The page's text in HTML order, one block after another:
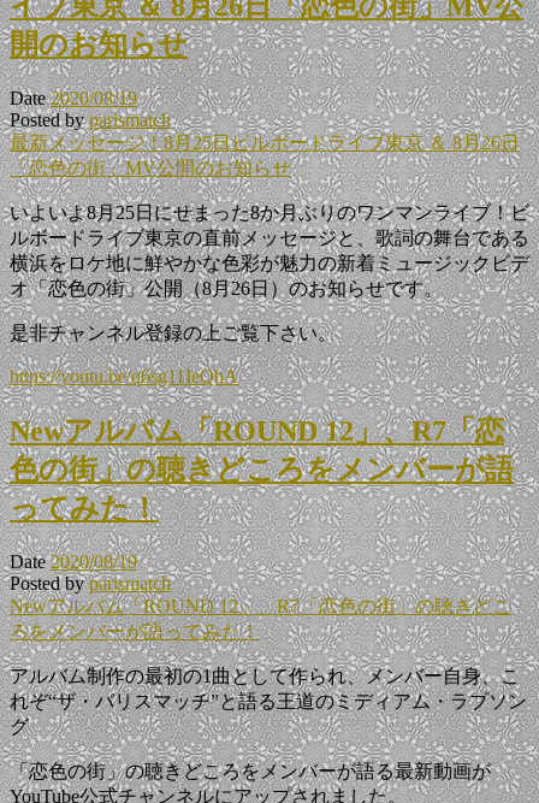
イブ東京 ＆ 8月26日「恋色の街」MV公
開のお知らせ
Date2020/08/19
Posted byparismatch
最新メッセージ！8月25日ビルボードライブ東京 ＆ 8月26日
「恋色の街」MV公開のお知らせ
いよいよ8月25日にせまった8か月ぶりのワンマンライブ！ビ
ルボードライブ東京の直前メッセージと、歌詞の舞台である
横浜をロケ地に鮮やかな色彩が魅力の新着ミュージックビデ
オ「恋色の街」公開（8月26日）のお知らせです。
是非チャンネル登録の上ご覧下さい。
https://youtu.be/q6sg11IeQhA
Newアルバム「ROUND 12」、R7「恋
色の街」の聴きどころをメンバーが語
ってみた！
Date2020/08/19
Posted byparismatch
Newアルバム「ROUND 12」、R7「恋色の街」の聴きどこ
ろをメンバーが語ってみた！
アルバム制作の最初の1曲として作られ、メンバー自身、こ
れぞ“ザ・パリスマッチ”と語る王道のミディアム・ラブソン
グ
「恋色の街」の聴きどころをメンバーが語る最新動画が
YouTube公式チャンネルにアップされました。